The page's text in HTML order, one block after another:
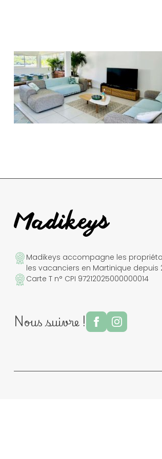
Madikeys accompagne les
les vacanciers en Martinique depuis
Carte T n° CPI 97212025000000014
Nous suivre !